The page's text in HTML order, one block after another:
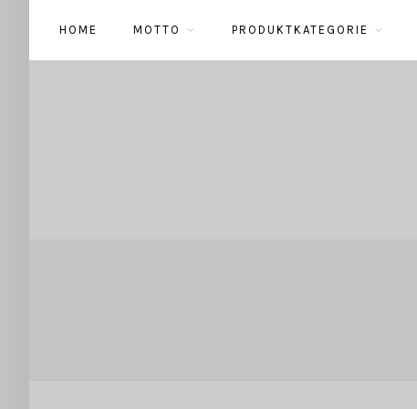
HOME MOTTO PRODUKTKATEGORIE